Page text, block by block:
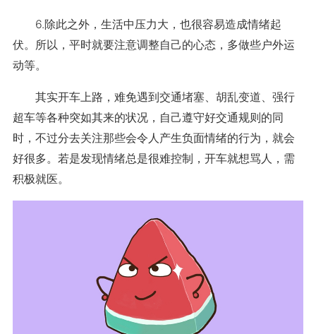
6.除此之外，生活中压力大，也很容易造成情绪起
伏。所以，平时就要注意调整自己的心态，多做些户外运
动等。
其实开车上路，难免遇到交通堵塞、胡乱变道、强行
超车等各种突如其来的状况，自己遵守好交通规则的同
时，不过分去关注那些会令人产生负面情绪的行为，就会
好很多。若是发现情绪总是很难控制，开车就想骂人，需
积极就医。